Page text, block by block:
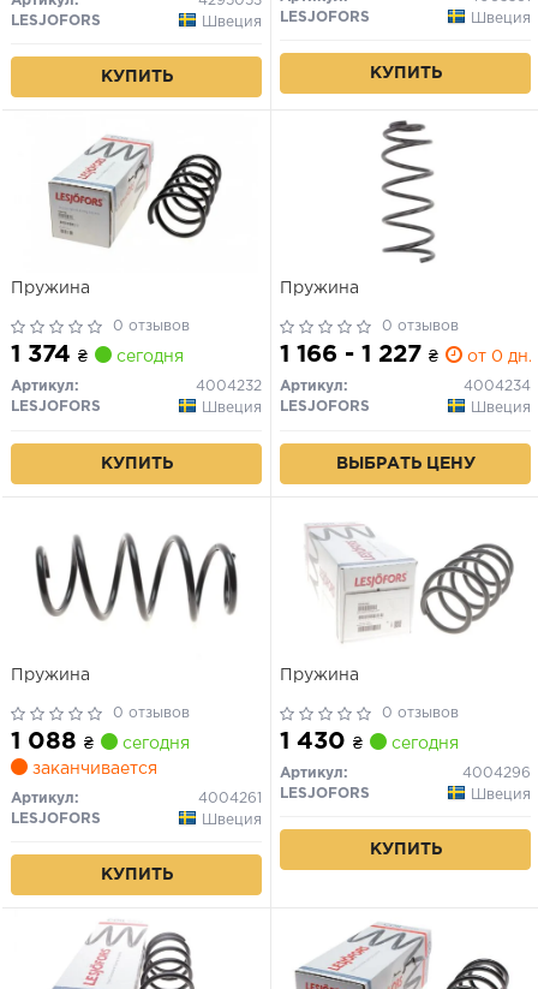
LESJOFORS
Швеция
КУПИТЬ
LESJOFORS
Швеция
КУПИТЬ
Пружина
0 отзывов
1 374 ₴ сегодня
Артикул:
4004232
LESJOFORS
Швеция
КУПИТЬ
Пружина
0 отзывов
1 166 - 1 227 ₴ от 0 дн.
Артикул:
4004234
LESJOFORS
Швеция
ВЫБРАТЬ ЦЕНУ
Пружина
0 отзывов
1 088 ₴
сегодня
заканчивается
Артикул:
4004261
LESJOFORS
Швеция
КУПИТЬ
Пружина
0 отзывов
1 430 ₴ сегодня
Артикул:
4004296
LESJOFORS
Швеция
КУПИТЬ